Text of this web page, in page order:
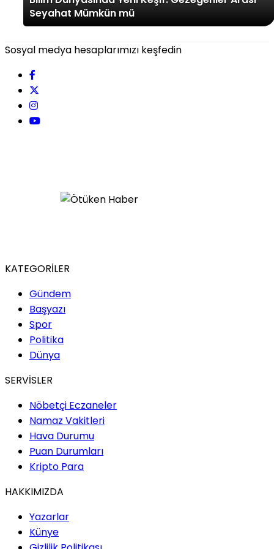
Seyahat Mümkün mü
Sosyal medya hesaplarımızı keşfedin
KATEGORİLER
Gündem
Başyazı
Spor
Politika
Dünya
SERVİSLER
Nöbetçi Eczaneler
Namaz Vakitleri
Hava Durumu
Puan Durumları
Kripto Para
HAKKIMIZDA
Yazarlar
Künye